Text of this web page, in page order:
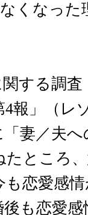
くなった
する調
報」（レ
妻／夫
たところ
も恋愛感
も恋愛